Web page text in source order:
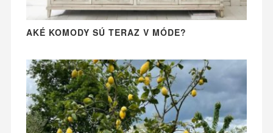
AKÉ KOMODY SÚ TERAZ V MÓDE?